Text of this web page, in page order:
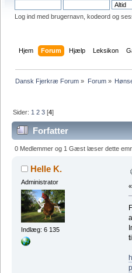
Log ind med brugernavn, kodeord og
Hjem Forum Hjælp Leksikon
Dansk Fjerkræ Forum » Forum»
Sider: 1 2 3 [4]
Forfatter
gange)
0 Medlemmer og 1 Gæst læser dette
Helle K.
Administrator
Indlæg: 6 135
«